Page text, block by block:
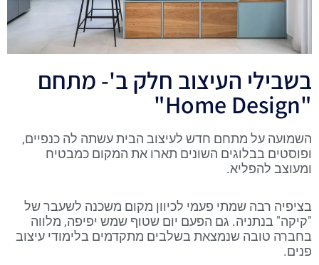
בשבילי העיצוב חלק ב'- מתחם
"Home Design"
השמועה על מתחם חדש לעיצוב הבית עשתה לה כנפיים,
ופוסטים בבלוגים השונים תארו את המקום כמבטיח
ומעוצב להפליא.
בציפיה רבה שמתי פעמי לכיוון מקום משכנה לשעבר של
"קיקה" בנתניה. גם הפעם יום שטוף שמש יפיפה, מלווה
בחברה טובה שנמצאת בשלבים מתקדמים בלימודי עיצוב
פנים.